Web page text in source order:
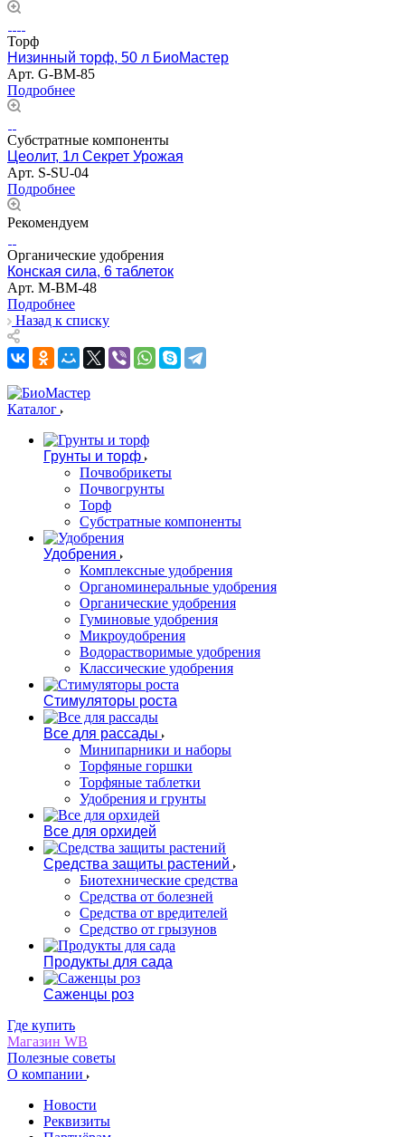
Торф
Низинный торф, 50 л БиоМастер
Арт. G-BM-85
Подробнее
Субстратные компоненты
Цеолит, 1л Секрет Урожая
Арт. S-SU-04
Подробнее
Рекомендуем
Органические удобрения
Конская сила, 6 таблеток
Арт. M-BM-48
Подробнее
Назад к списку
Каталог
Грунты и торф
Почвобрикеты
Почвогрунты
Торф
Субстратные компоненты
Удобрения
Комплексные удобрения
Органоминеральные удобрения
Органические удобрения
Гуминовые удобрения
Микроудобрения
Водорастворимые удобрения
Классические удобрения
Стимуляторы роста
Все для рассады
Минипарники и наборы
Торфяные горшки
Торфяные таблетки
Удобрения и грунты
Все для орхидей
Средства защиты растений
Биотехнические средства
Средства от болезней
Средства от вредителей
Средство от грызунов
Продукты для сада
Саженцы роз
Где купить
Магазин WB
Полезные советы
О компании
Новости
Реквизиты